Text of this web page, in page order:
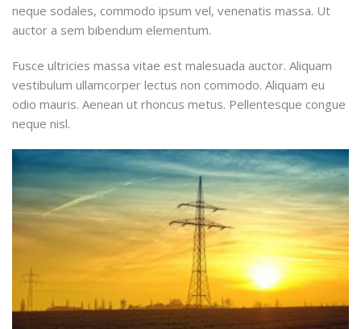
neque sodales, commodo ipsum vel, venenatis massa. Ut
auctor a sem bibendum elementum.
Fusce ultricies massa vitae est malesuada auctor. Aliquam
vestibulum ullamcorper lectus non commodo. Aliquam eu
odio mauris. Aenean ut rhoncus metus. Pellentesque congue
neque nisl.